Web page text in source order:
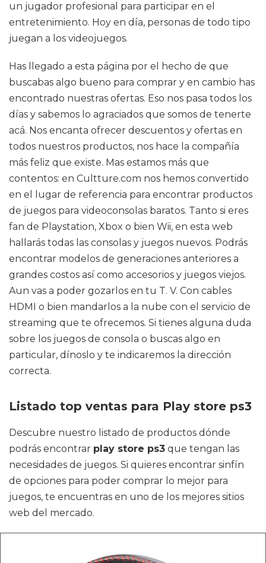
un jugador profesional para participar en el
entretenimiento. Hoy en día, personas de todo tipo
juegan a los videojuegos.
Has llegado a esta página por el hecho de que
buscabas algo bueno para comprar y en cambio has
encontrado nuestras ofertas. Eso nos pasa todos los
días y sabemos lo agraciados que somos de tenerte
acá. Nos encanta ofrecer descuentos y ofertas en
todos nuestros productos, nos hace la compañía
más feliz que existe. Mas estamos más que
contentos: en Cultture.com nos hemos convertido
en el lugar de referencia para encontrar productos
de juegos para videoconsolas baratos. Tanto si eres
fan de Playstation, Xbox o bien Wii, en esta web
hallarás todas las consolas y juegos nuevos. Podrás
encontrar modelos de generaciones anteriores a
grandes costos así como accesorios y juegos viejos.
Aun vas a poder gozarlos en tu T. V. Con cables
HDMI o bien mandarlos a la nube con el servicio de
streaming que te ofrecemos. Si tienes alguna duda
sobre los juegos de consola o buscas algo en
particular, dínoslo y te indicaremos la dirección
correcta.
Listado top ventas para Play store ps3
Descubre nuestro listado de productos dónde
podrás encontrar play store ps3 que tengan las
necesidades de juegos. Si quieres encontrar sinfín
de opciones para poder comprar lo mejor para
juegos, te encuentras en uno de los mejores sitios
web del mercado.